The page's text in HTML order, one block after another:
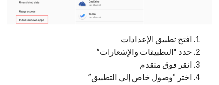
افتح تطبيق الإعدادات
حدد “التطبيقات والإشعارات”
انقر فوق متقدم
اختر “وصول خاص إلى التطبيق”